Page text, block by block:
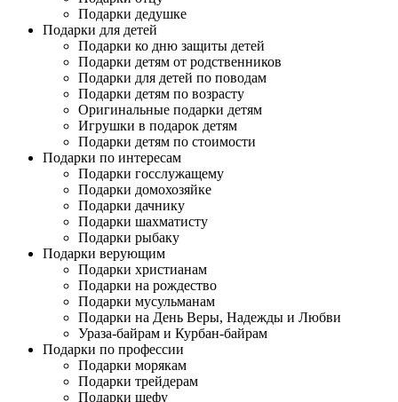
Подарки дедушке
Подарки для детей
Подарки ко дню защиты детей
Подарки детям от родственников
Подарки для детей по поводам
Подарки детям по возрасту
Оригинальные подарки детям
Игрушки в подарок детям
Подарки детям по стоимости
Подарки по интересам
Подарки госслужащему
Подарки домохозяйке
Подарки дачнику
Подарки шахматисту
Подарки рыбаку
Подарки верующим
Подарки христианам
Подарки на рождество
Подарки мусульманам
Подарки на День Веры, Надежды и Любви
Ураза-байрам и Курбан-байрам
Подарки по профессии
Подарки морякам
Подарки трейдерам
Подарки шефу